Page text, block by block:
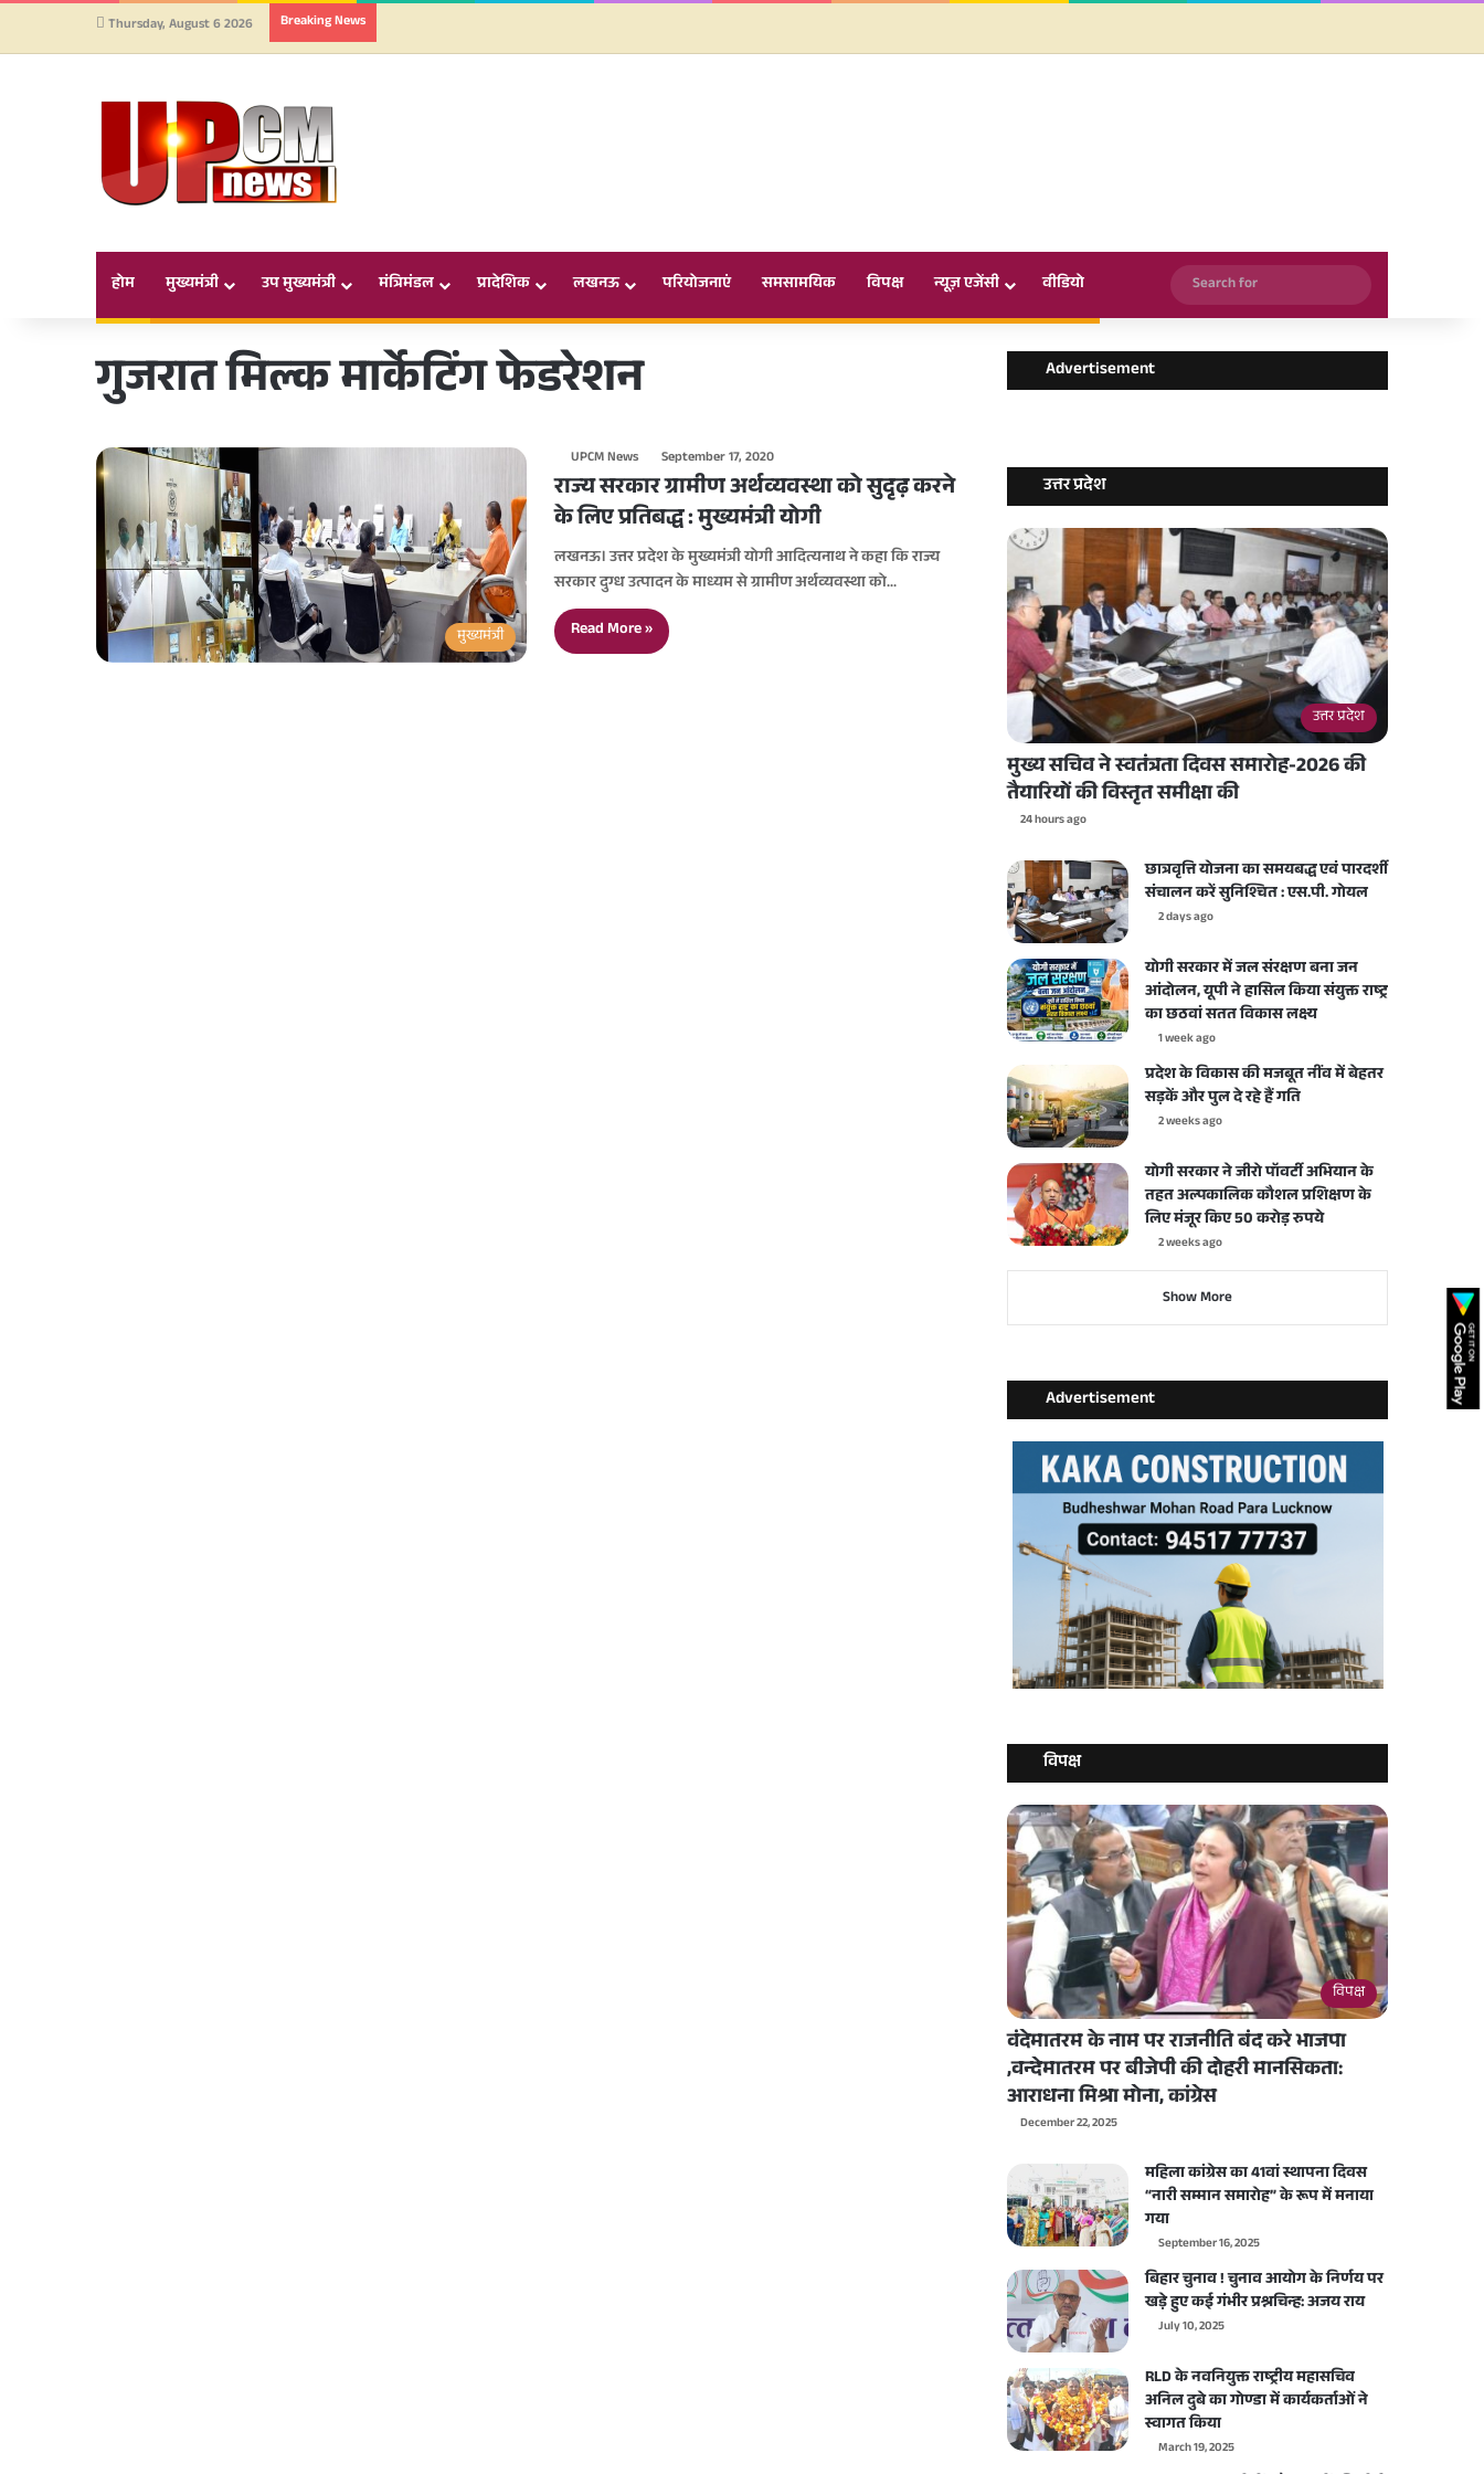
Thursday, August 6 2026 Breaking News
होम मुख्यमंत्री उप मुख्यमंत्री मंत्रिमंडल प्रादेशिक लखनऊ परियोजनाएं समसामयिक विपक्ष न्यूज़ एजेंसी वीडियो
Search
for
गुजरात मिल्क मार्केटिंग फेडरेशन
मुख्यमंत्री
UPCM News September 17, 2020
राज्य सरकार ग्रामीण अर्थव्यवस्था को सुदृढ़ करने
के लिए प्रतिबद्ध : मुख्यमंत्री योगी
लखनऊ। उत्तर प्रदेश के मुख्यमंत्री योगी आदित्यनाथ ने कहा कि राज्य
सरकार दुग्ध उत्पादन के माध्यम से ग्रामीण अर्थव्यवस्था को…
Read More »
Advertisement
उत्तर प्रदेश
उत्तर प्रदेश
मुख्य सचिव ने स्वतंत्रता दिवस समारोह-2026 की
तैयारियों की विस्तृत समीक्षा की
24 hours ago
छात्रवृत्ति योजना का समयबद्ध एवं पारदर्शी
संचालन करें सुनिश्चित : एस.पी. गोयल
2 days ago
योगी सरकार में जल संरक्षण बना जन
आंदोलन, यूपी ने हासिल किया संयुक्त राष्ट्र
का छठवां सतत विकास लक्ष्य
1 week ago
प्रदेश के विकास की मजबूत नींव में बेहतर
सड़कें और पुल दे रहे हैं गति
2 weeks ago
योगी सरकार ने जीरो पॉवर्टी अभियान के
तहत अल्पकालिक कौशल प्रशिक्षण के
लिए मंजूर किए 50 करोड़ रुपये
2 weeks ago
Show More
Advertisement
विपक्ष
विपक्ष
वंदेमातरम के नाम पर राजनीति बंद करे भाजपा
,वन्देमातरम पर बीजेपी की दोहरी मानसिकता:
आराधना मिश्रा मोना, कांग्रेस
December 22, 2025
महिला कांग्रेस का 41वां स्थापना दिवस
“नारी सम्मान समारोह” के रूप में मनाया
गया
September 16, 2025
बिहार चुनाव ! चुनाव आयोग के निर्णय पर
खड़े हुए कई गंभीर प्रश्नचिन्ह: अजय राय
July 10, 2025
RLD के नवनियुक्त राष्ट्रीय महासचिव
अनिल दुबे का गोण्डा में कार्यकर्ताओं ने
स्वागत किया
March 19, 2025